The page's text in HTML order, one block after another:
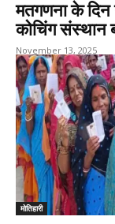
मतगणना के दिन
कोचिंग
November 13, 2025
मोतिहारी